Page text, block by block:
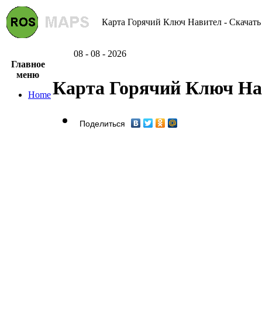
Карта Горячий Ключ Навител - Скачать
08 - 08 - 2026
Главное
меню
HomeКарта Горячий Ключ
Поделиться